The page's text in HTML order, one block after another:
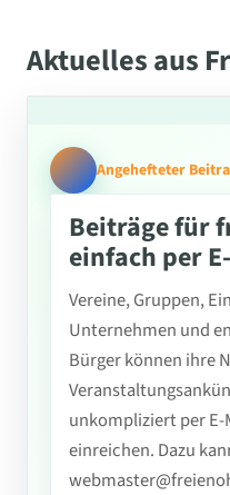
Aktuelles aus
Angehefteter
Beiträge für
einfach per
Vereine, Gruppen,
Unternehmen und
Bürger können ihre
unkompliziert per
einreichen. Dazu